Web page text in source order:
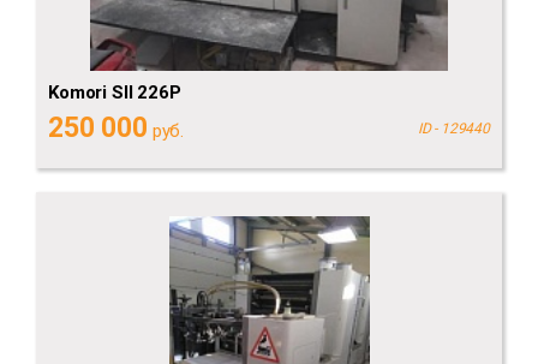
Komori SII 226P
250 000 руб. ID - 129440